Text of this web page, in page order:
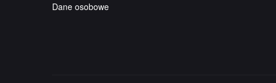
Dane osobowe